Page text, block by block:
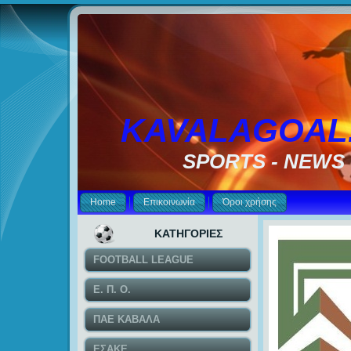
SPORTS - NEWS
Home Επικοινωνία Όροι χρήσης
ΚΑΤΗΓΟΡΙΕΣ
FOOTBALL LEAGUE
Ε. Π. Ο.
ΠΑΕ ΚΑΒΑΛΑ